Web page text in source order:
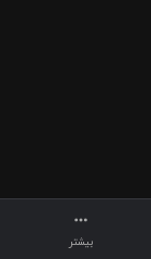
بیشتر